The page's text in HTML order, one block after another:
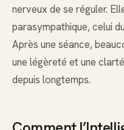
nerveux de se réguler.
parasympathique, celui
Après une séance,
une légèreté et une
depuis longtemps.